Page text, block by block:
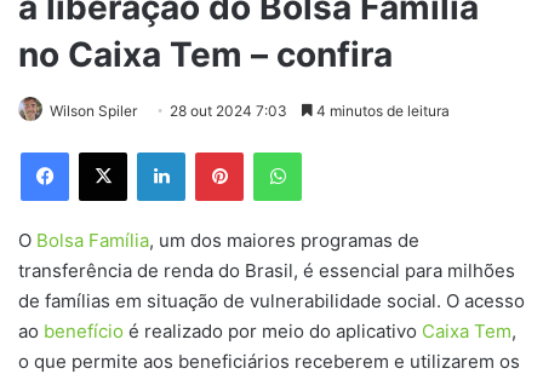
no Caixa Tem – confira
Wilson Spiler 28 out 2024 7:03 4 minutos de leitura
Facebook
X LinkedinPinterestWhatsApp
O Bolsa Família, um dos maiores programas de
transferência de renda do Brasil, é essencial para milhões
de famílias em situação de vulnerabilidade social. O acesso
ao benefício é realizado por meio do aplicativo Caixa Tem,
o que permite aos beneficiários receberem e utilizarem os